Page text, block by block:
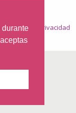
durante
Política de privacidad